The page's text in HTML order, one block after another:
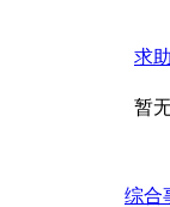
求
暂
综合